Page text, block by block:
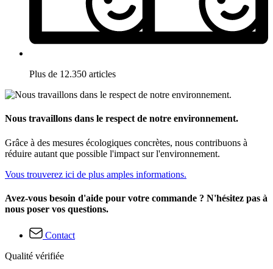
Plus de 12.350 articles
Nous travaillons dans le respect de notre environnement.
Grâce à des mesures écologiques concrètes, nous contribuons à
réduire autant que possible l'impact sur l'environnement.
Vous trouverez ici de plus amples informations.
Avez-vous besoin d'aide pour votre commande ? N'hésitez pas à
nous poser vos questions.
Contact
Qualité vérifiée